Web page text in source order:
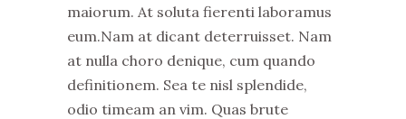
maiorum. At soluta fierenti laboramus
eum.Nam at dicant deterruisset. Nam
at nulla choro denique, cum quando
definitionem. Sea te nisl splendide,
odio timeam an vim. Quas brute